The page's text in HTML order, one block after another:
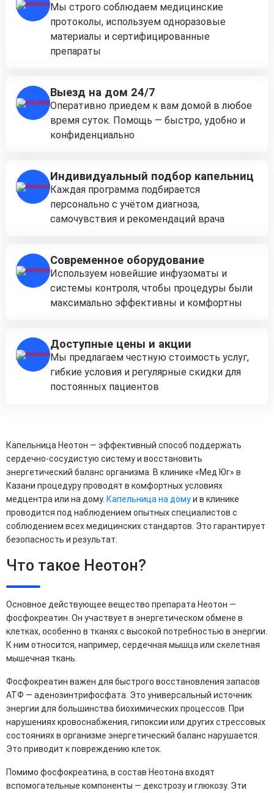
Мы строго соблюдаем медицинские
протоколы, используем одноразовые
материалы и сертифицированные
препараты
Выезд на дом 24/7
Оперативно приедем к вам домой в любое
время суток. Помощь — быстро, удобно и
конфиденциально
Индивидуальный подбор капельниц
Каждая программа подбирается
персонально с учётом диагноза,
самочувствия и рекомендаций врача
Современное оборудование
Используем новейшие инфузоматы и
системы контроля, чтобы процедуры были
максимально эффективны и комфортны
Доступные цены и акции
Мы предлагаем честную стоимость услуг,
гибкие условия и регулярные скидки для
постоянных пациентов
Капельница Неотон — эффективный способ поддержать
сердечно-сосудистую систему и восстановить
энергетический баланс организма. В клинике «Мед Юг» в
Казани процедуру проводят в комфортных условиях
медцентра или на дому. Капельница на домуи в клинике
проводится под наблюдением опытных специалистов с
соблюдением всех медицинских стандартов. Это гарантирует
безопасность и результат.
Что такое Неотон?
Основное действующее вещество препарата Неотон —
фосфокреатин. Он участвует в энергетическом обмене в
клетках, особенно в тканях с высокой потребностью в энергии.
К ним относится, например, сердечная мышца или скелетная
мышечная ткань.
Фосфокреатин важен для быстрого восстановления запасов
АТФ — аденозинтрифосфата. Это универсальный источник
энергии для большинства биохимических процессов. При
нарушениях кровоснабжения, гипоксии или других стрессовых
состояниях в организме энергетический баланс нарушается.
Это приводит к повреждению клеток.
Помимо фосфокреатина, в состав Неотона входят
вспомогательные компоненты — декстрозу и глюкозу. Эти